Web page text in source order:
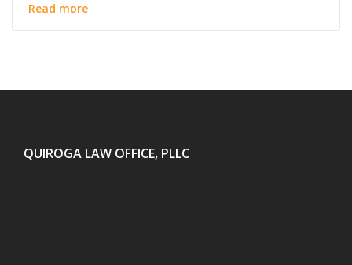
Read more
QUIROGA LAW OFFICE, PLLC